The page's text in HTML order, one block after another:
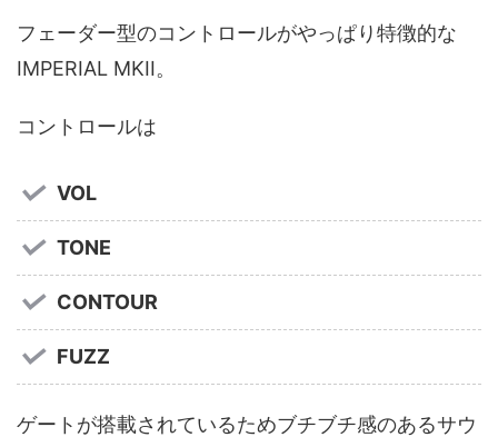
フェーダー型のコントロールがやっぱり特徴的な
IMPERIAL MKII。
コントロールは
VOL
TONE
CONTOUR
FUZZ
ゲートが搭載されているためブチブチ感のあるサウ